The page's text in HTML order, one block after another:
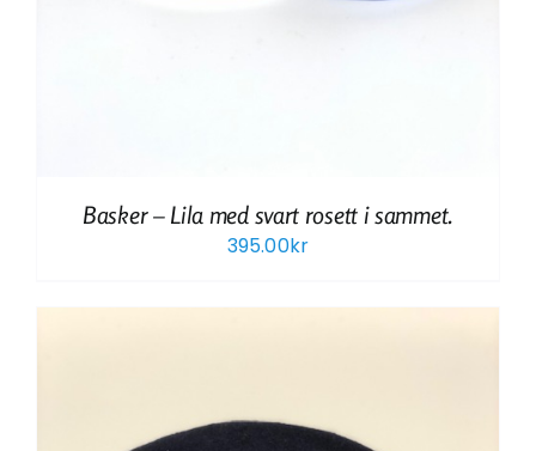
Basker – Lila med svart rosett i sammet.
395.00kr